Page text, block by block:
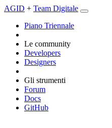
AGID + Team Digitale
Piano Triennale
Le community
Developers
Designers
Gli strumenti
Forum
Docs
GitHub